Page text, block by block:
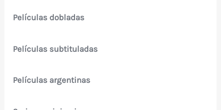
Películas dobladas
Películas subtituladas
Películas argentinas